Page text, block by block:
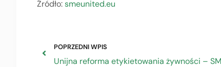
Źródło:smeunited.eu
POPRZEDNI WPIS